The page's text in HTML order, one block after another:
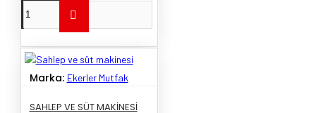
Marka: Ekerler Mutfak
SAHLEP VE SÜT MAKINESI